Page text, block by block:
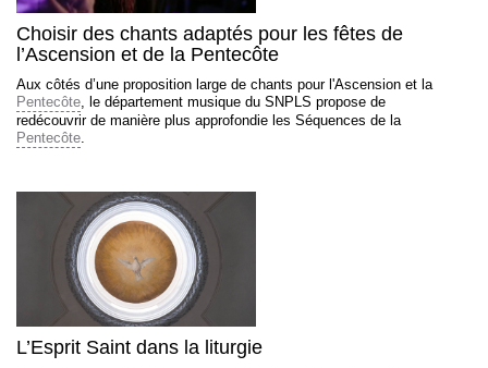
Choisir des chants adaptés pour les fêtes de
l’Ascension et de la Pentecôte
Aux côtés d’une proposition large de chants pour l'Ascension et la
Pentecôte, le département musique du SNPLS propose de
redécouvrir de manière plus approfondie les Séquences de la
Pentecôte.
L’Esprit Saint dans la liturgie